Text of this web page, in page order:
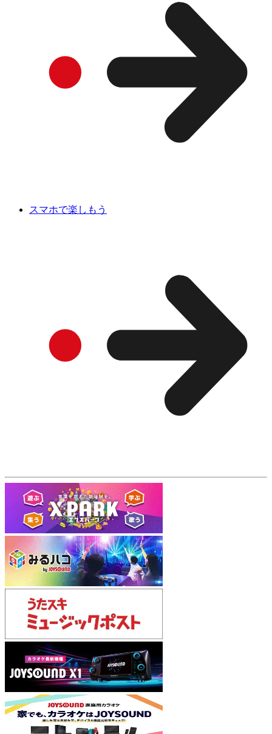
スマホで楽しもう